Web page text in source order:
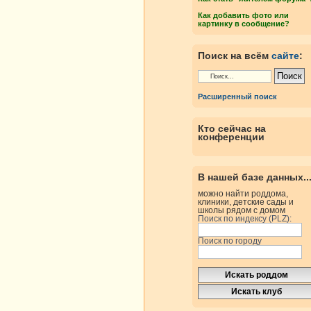
Как добавить фото или
картинку в сообщение?
Поиск на всём сайте:
Расширенный поиск
Кто сейчас на
конференции
В нашей базе данных...
можно найти роддома,
клиники, детские сады и
школы рядом с домом
Поиск по индексу (PLZ):
Поиск по городу